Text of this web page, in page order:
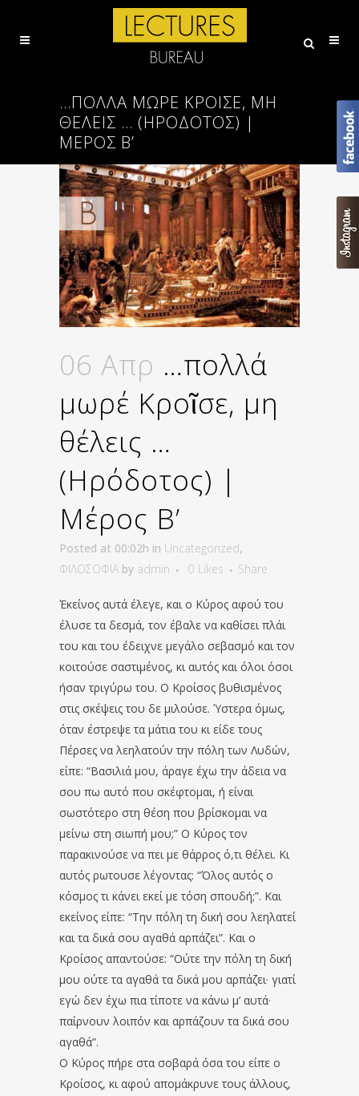
…ΠΟΛΛΆ ΜΩΡΈ ΚΡΟΙ͂ΣΕ, ΜΗ
ΘΈΛΕΙΣ … (ΗΡΌΔΟΤΟΣ) |
ΜΈΡΟΣ B’
06 Απρ …πολλά
μωρέ Κροῖσε, μη
θέλεις …
(Ηρόδοτος) |
Μέρος B’
Posted at 00:02h in Uncategorized,
ΦΙΛΟΣΟΦΙΑ by admin 0 Likes Share
Έκείνος αυτά έλεγε, και ο Κύρος αφού του
έλυσε τα δεσμά, τον έβαλε να καθίσει πλάι
του και του έδειχνε μεγάλο σεβασμό και τον
κοιτούσε σαστιμένος, κι αυτός και όλοι όσοι
ήσαν τριγύρω του. Ο Κροίσος βυθισμένος
στις σκέψεις του δε μιλούσε. Ύστερα όμως,
όταν έστρεψε τα μάτια του κι είδε τους
Πέρσες να λεηλατούν την πόλη των Λυδών,
είπε: “Βασιλιά μου, άραγε έχω την άδεια να
σου πω αυτό που σκέφτομαι, ή είναι
σωστότερο στη θέση που βρίσκομαι να
μείνω στη σιωπή μου;” Ο Κύρος τον
παρακινούσε να πει με θάρρος ό,τι θέλει. Κι
αυτός ρωτουσε λέγοντας: “Όλος αυτός ο
κόσμος τι κάνει εκεί με τόση σπουδή;”. Και
εκείνος είπε: “Την πόλη τη δική σου λεηλατεί
και τα δικά σου αγαθά αρπάζει”. Και ο
Κροίσος απαντούσε: “Ούτε την πόλη τη δική
μου ούτε τα αγαθά τα δικά μου αρπάζει· γιατί
εγώ δεν έχω πια τίποτε να κάνω μ’ αυτά·
παίρνουν λοιπόν και αρπάζουν τα δικά σου
αγαθά”.
Ο Κύρος πήρε στα σοβαρά όσα του είπε ο
Κροίσος, κι αφού απομάκρυνε τους άλλους,